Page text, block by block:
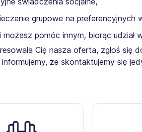
grupowe na preferencyjnych
możesz pomóc innym, biorąc udział
Cię nasza oferta, zgłoś się
że skontaktujemy się